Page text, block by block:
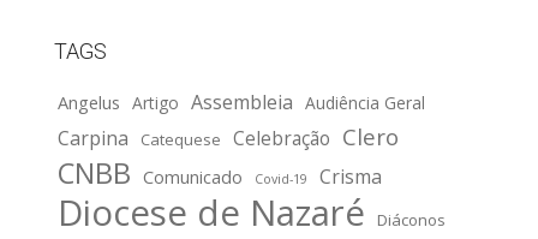
TAGS
Angelus Artigo Assembleia Audiência Geral
Carpina Catequese Celebração Clero
CNBB Comunicado Covid-19 Crisma
Diocese de Nazaré
Diáconos